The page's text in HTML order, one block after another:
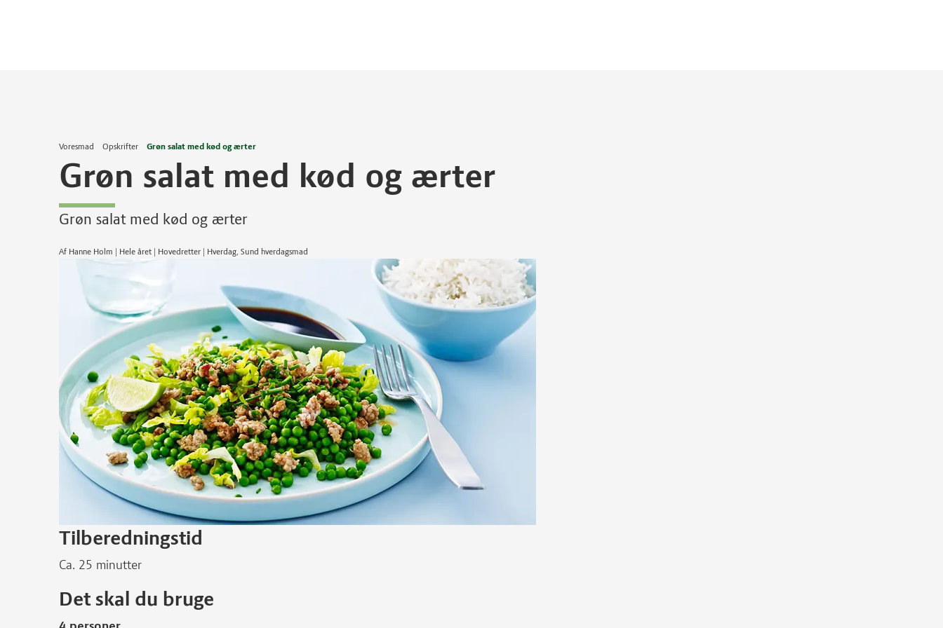
Voresmad Opskrifter Grøn salat med kød og ærter
Grøn salat med kød og ærter
Grøn salat med kød og ærter
Af Hanne Holm | Hele året | Hovedretter | Hverdag, Sund hverdagsmad
Tilberedningstid
Ca. 25 minutter
Det skal du bruge